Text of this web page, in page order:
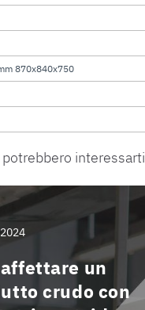
870x840x750
interessarti
un
crudo con